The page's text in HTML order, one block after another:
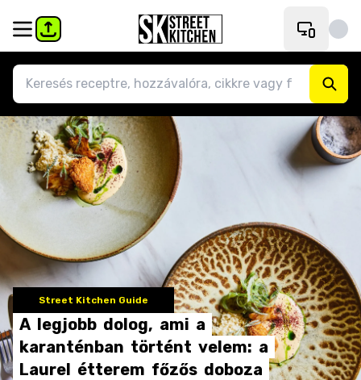
Street Kitchen Guide
A legjobb dolog, ami a
karanténban történt velem: a
Laurel étterem főzős doboza